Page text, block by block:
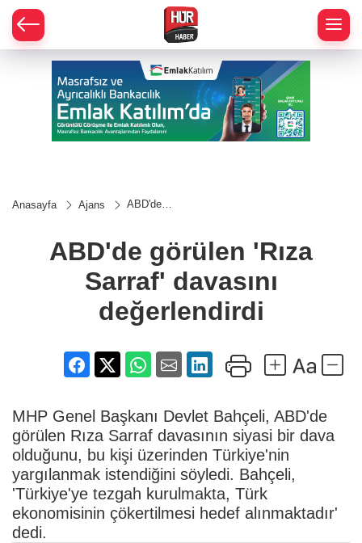
Anasayfa Ajans
ABD'de
değerlendirdi
ABD'de görülen 'Rıza
Sarraf' davasını
değerlendirdi
MHP Genel Başkanı Devlet Bahçeli, ABD'de
görülen Rıza Sarraf davasının siyasi bir dava
olduğunu, bu kişi üzerinden Türkiye'nin
yargılanmak istendiğini söyledi. Bahçeli,
'Türkiye'ye tezgah kurulmakta, Türk
ekonomisinin çökertilmesi hedef alınmaktadır'
dedi.